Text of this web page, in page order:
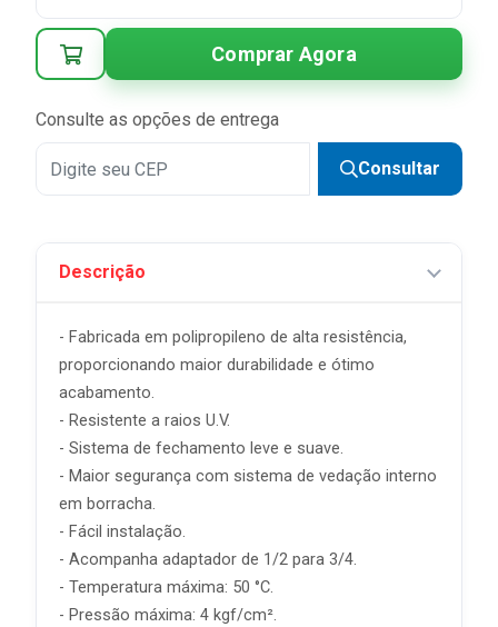
Comprar Agora
Consulte as opções de entrega
Consultar
Descrição
- Fabricada em polipropileno de alta resistência,
proporcionando maior durabilidade e ótimo
acabamento.
- Resistente a raios U.V.
- Sistema de fechamento leve e suave.
- Maior segurança com sistema de vedação interno
em borracha.
- Fácil instalação.
- Acompanha adaptador de 1/2 para 3/4.
- Temperatura máxima: 50 °C.
- Pressão máxima: 4 kgf/cm².